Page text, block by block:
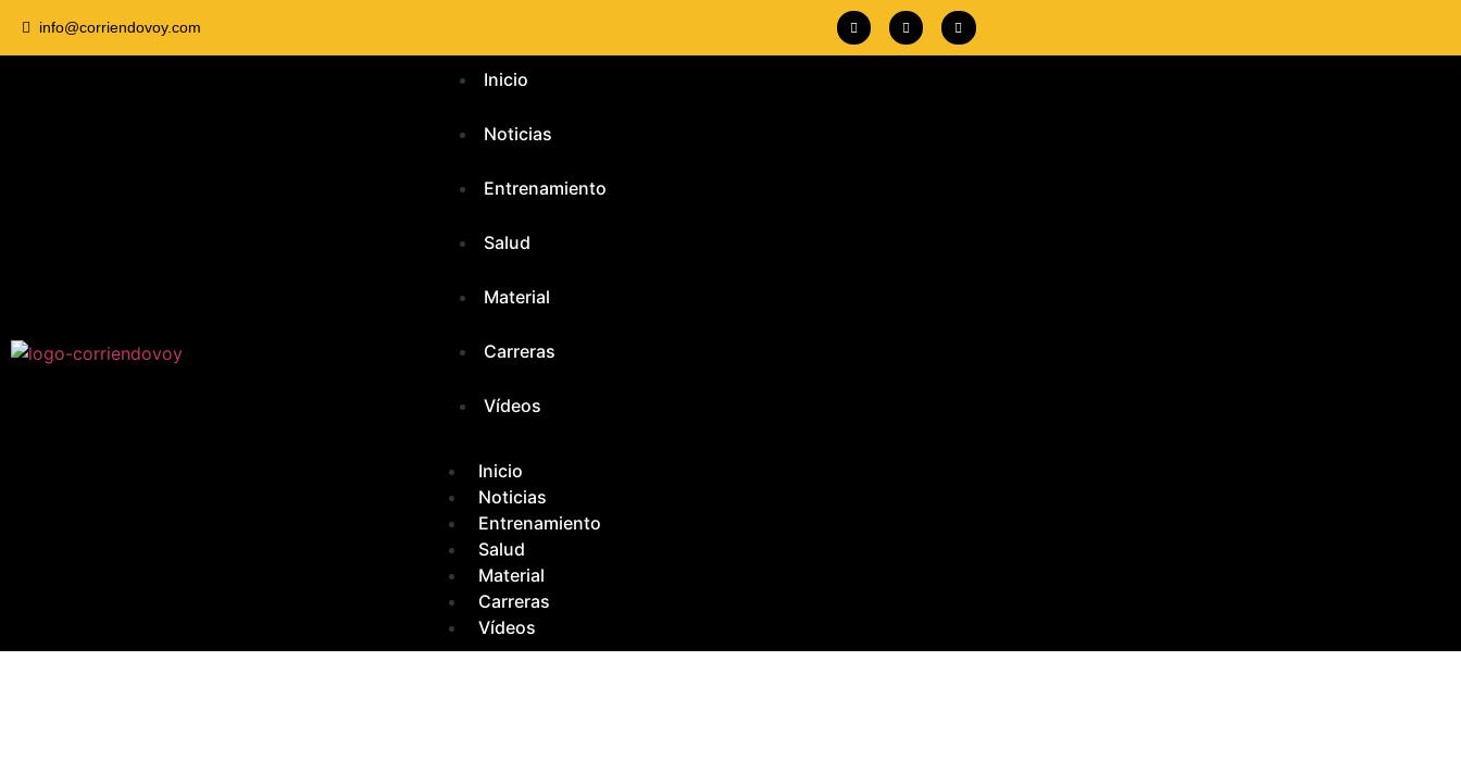
info@corriendovoy.com
Inicio
Noticias
Entrenamiento
Salud
Material
Carreras
Vídeos
Inicio
Noticias
Entrenamiento
Salud
Material
Carreras
Vídeos